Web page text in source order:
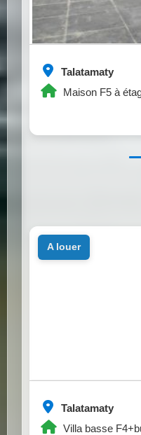
Talatamaty
Maison F5 à
Talatamaty
Villa basse
a louer